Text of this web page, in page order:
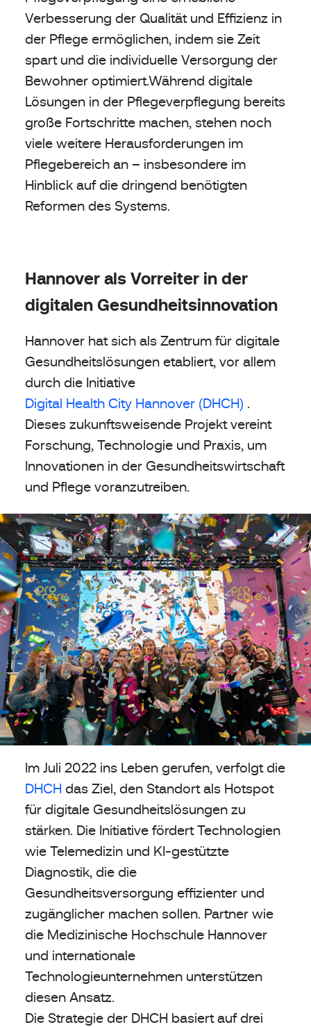
Verbesserung der Qualität und Effizienz in
der Pflege ermöglichen, indem sie Zeit
spart und die individuelle Versorgung der
Bewohner optimiert.Während digitale
Lösungen in der Pflegeverpflegung bereits
große Fortschritte machen, stehen noch
viele weitere Herausforderungen im
Pflegebereich an – insbesondere im
Hinblick auf die dringend benötigten
Reformen des Systems.
Hannover als Vorreiter in der
digitalen Gesundheitsinnovation
Hannover hat sich als Zentrum für digitale
Gesundheitslösungen etabliert, vor allem
durch die Initiative
Digital Health City Hannover (DHCH) .
Dieses zukunftsweisende Projekt vereint
Forschung, Technologie und Praxis, um
Innovationen in der Gesundheitswirtschaft
und Pflege voranzutreiben.
Im Juli 2022 ins Leben gerufen, verfolgt die
DHCH das Ziel, den Standort als Hotspot
für digitale Gesundheitslösungen zu
stärken. Die Initiative fördert Technologien
wie Telemedizin und KI-gestützte
Diagnostik, die die
Gesundheitsversorgung effizienter und
zugänglicher machen sollen. Partner wie
die Medizinische Hochschule Hannover
und internationale
Technologieunternehmen unterstützen
diesen Ansatz.
Die Strategie der DHCH basiert auf drei